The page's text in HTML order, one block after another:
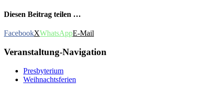
Diesen Beitrag teilen …
FacebookXWhatsAppE-Mail
Veranstaltung-Navigation
Presbyterium
Weihnachtsferien